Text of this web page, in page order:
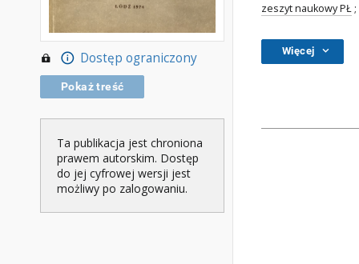
Dostęp ograniczony
Pokaż treść
Ta publikacja jest chroniona
prawem autorskim. Dostęp
do jej cyfrowej wersji jest
możliwy po zalogowaniu.
zeszyt naukowy PŁ ;
Więcej